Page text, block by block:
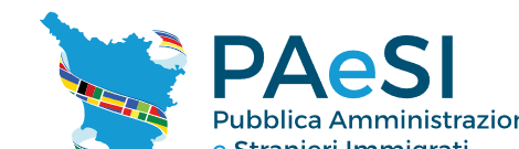
Skip to main content